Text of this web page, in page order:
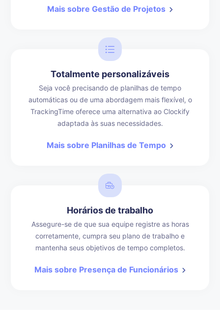
Mais sobre Gestão de Projetos
Totalmente personalizáveis
Seja você precisando de planilhas de tempo
automáticas ou de uma abordagem mais flexível, o
TrackingTime oferece uma alternativa ao Clockify
adaptada às suas necessidades.
Mais sobre Planilhas de Tempo
Horários de trabalho
Assegure-se de que sua equipe registre as horas
corretamente, cumpra seu plano de trabalho e
mantenha seus objetivos de tempo completos.
Mais sobre Presença de Funcionários